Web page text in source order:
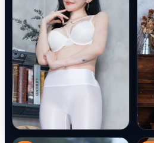
星
边
境
线
90
万
夜
色
航
线